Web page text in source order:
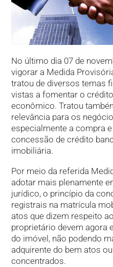
No último dia 07 de
vigorar a Medida
tratou de diversos temas
vistas a fomentar o
econômico. Tratou
relevância para os
especialmente a compra
concessão de crédito
imobiliária.
Por meio da referida
adotar mais plenamente
jurídico, o princípio da
registrais na matrícula
atos que dizem respeito
proprietário devem agora
do imóvel, não podendo
adquirente do bem atos
concentrados.